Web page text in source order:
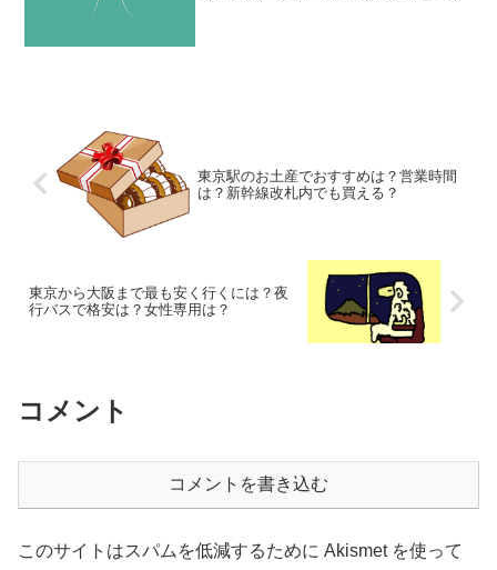
東京駅のお土産でおすすめは？営業時間
は？新幹線改札内でも買える？
東京から大阪まで最も安く行くには？夜
行バスで格安は？女性専用は？
コメント
コメントを書き込む
このサイトはスパムを低減するために Akismet を使って